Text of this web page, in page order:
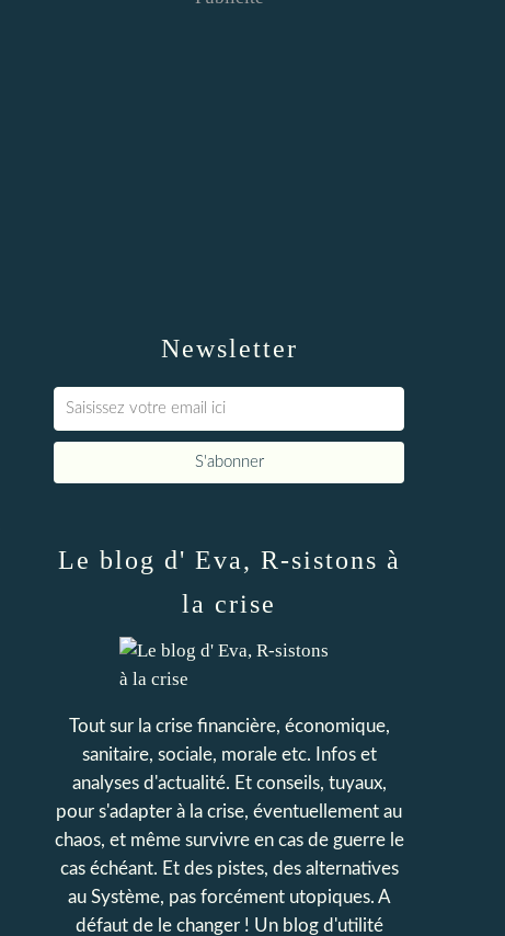
Newsletter
Le blog d' Eva, R-sistons à
la crise
Tout sur la crise financière, économique,
sanitaire, sociale, morale etc. Infos et
analyses d'actualité. Et conseils, tuyaux,
pour s'adapter à la crise, éventuellement au
chaos, et même survivre en cas de guerre le
cas échéant. Et des pistes, des alternatives
au Système, pas forcément utopiques. A
défaut de le changer ! Un blog d'utilité